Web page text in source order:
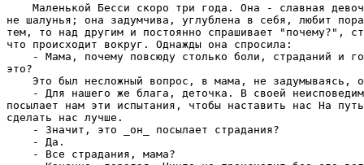
Маленькой Бесси скоро три года. Она - славная
не шалунья; она задумчива, углублена в себя, любит
тем, то над другим и постоянно спрашивает "почему?",
что происходит вокруг. Однажды она спросила:
- Мама, почему повсюду столько боли, страданий и
это?
Это был несложный вопрос, в мама, не задумываясь,
- Для нашего же блага, деточка. В своей
посылает нам эти испытания, чтобы наставить нас Hа
сделать нас лучше.
    - Значит, это _он_ посылает страдания?
    - Да.
    - Все страдания, мама?